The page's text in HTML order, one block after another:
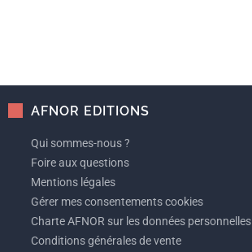
AFNOR EDITIONS
Qui sommes-nous ?
Foire aux questions
Mentions légales
Gérer mes consentements cookies
Charte AFNOR sur les données personnelles
Conditions générales de vente